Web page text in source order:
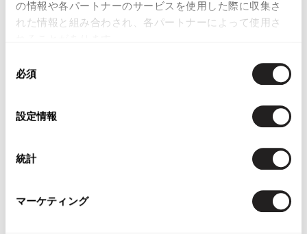
の情報や各パートナーのサービスを使用した際に収集さ
れた情報と組み合わされ、各パートナーによって使用さ
必須
設定情報
統計
マーケティング
Papas Plaids Padding
Papas Cotton
Jacket